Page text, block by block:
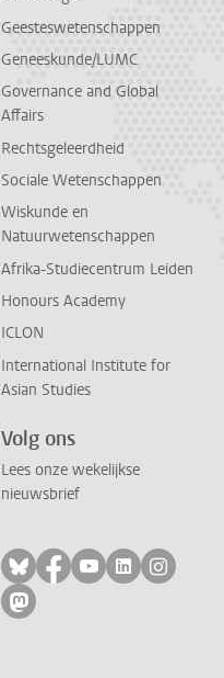
Geesteswetenschappen
Geneeskunde/LUMC
Governance and Global
Affairs
Rechtsgeleerdheid
Sociale Wetenschappen
Wiskunde en
Natuurwetenschappen
Afrika-Studiecentrum Leiden
Honours Academy
ICLON
International Institute for
Asian Studies
Volg ons
Lees onze wekelijkse
nieuwsbrief
Volg ons op bluesky
Volg ons op
Volg ons op
Volg ons
Volg
Volg ons op mastodon